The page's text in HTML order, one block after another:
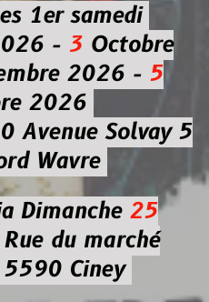
1er samedi
- 3Octobre
2026 - 5
2026
Avenue Solvay 5
Wavre
Dimanche 25
du marché
Ciney